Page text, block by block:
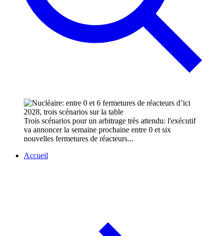
Trois scénarios pour un arbitrage très attendu: l'exécutif
va annoncer la semaine prochaine entre 0 et six
nouvelles fermetures de réacteurs...
Accueil